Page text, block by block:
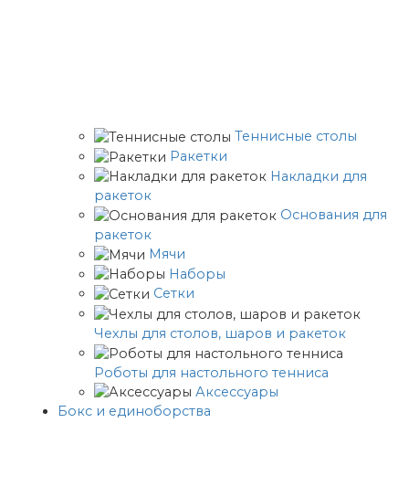
Теннисные столы
Ракетки
Накладки для
ракеток
Основания для
ракеток
Мячи
Наборы
Сетки
Чехлы для столов, шаров и ракеток
Роботы для настольного тенниса
Аксессуары
Бокс и единоборства